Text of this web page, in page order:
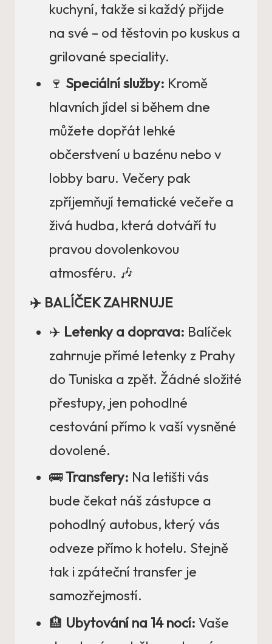
kuchyní, takže si každý přijde
na své – od těstovin po kuskus a
grilované speciality.
🍷 Speciální služby: Kromě
hlavních jídel si během dne
můžete dopřát lehké
občerstvení u bazénu nebo v
lobby baru. Večery pak
zpříjemňují tematické večeře a
živá hudba, která dotváří tu
pravou dovolenkovou
atmosféru. 🎶
✈️ BALÍČEK ZAHRNUJE
✈️ Letenky a doprava: Balíček
zahrnuje přímé letenky z Prahy
do Tuniska a zpět. Žádné složité
přestupy, jen pohodlné
cestování přímo k vaší vysněné
dovolené.
🚌Transfery: Na letišti vás
bude čekat náš zástupce a
pohodlný autobus, který vás
odveze přímo k hotelu. Stejně
tak i zpáteční transfer je
samozřejmostí.
🏨 Ubytování na 14 nocí: Vaše